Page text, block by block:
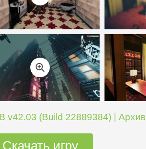
v42.03 (Build 22889384) | Архив
Скачать игру